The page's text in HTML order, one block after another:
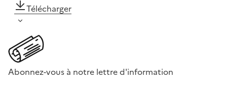
Télécharger
Abonnez-vous à notre lettre d'information